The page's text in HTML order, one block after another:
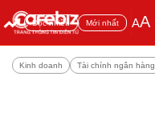
Đọc nhiều Mới nhất AA
Kinh doanh Tài chính ngân hàng